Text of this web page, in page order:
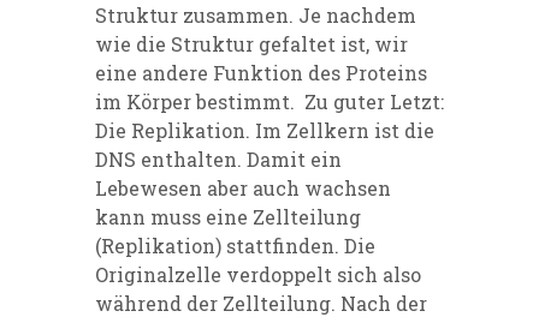
Struktur zusammen. Je nachdem
wie die Struktur gefaltet ist, wir
eine andere Funktion des Proteins
im Körper bestimmt. Zu guter Letzt:
Die Replikation. Im Zellkern ist die
DNS enthalten. Damit ein
Lebewesen aber auch wachsen
kann muss eine Zellteilung
(Replikation) stattfinden. Die
Originalzelle verdoppelt sich also
während der Zellteilung. Nach der